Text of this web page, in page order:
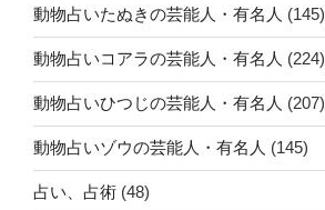
動物占いたぬきの芸能人・有名人 (145)
動物占いコアラの芸能人・有名人 (224)
動物占いひつじの芸能人・有名人 (207)
動物占いゾウの芸能人・有名人 (145)
占い、占術 (48)